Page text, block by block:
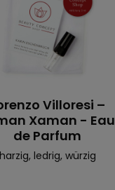
Villoresi –
Xaman - Eau
de Parfum
harzig, ledrig, würzig